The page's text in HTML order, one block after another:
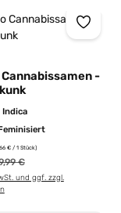
-
Indica
€ / 1 Stück)
€
und ggf. zzgl.